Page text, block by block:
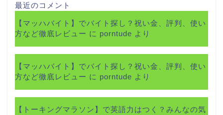
最近のコメント
【マッハバイト】でバイト探し？祝い金、評判、使い
方など徹底レビュー に porntude より
【マッハバイト】でバイト探し？祝い金、評判、使い
方など徹底レビュー に porntude より
【トーキングマラソン】で英語力はつく？みんなの気